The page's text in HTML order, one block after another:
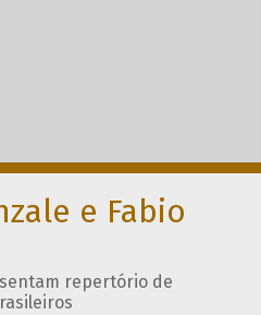
e Fabio
repertório de